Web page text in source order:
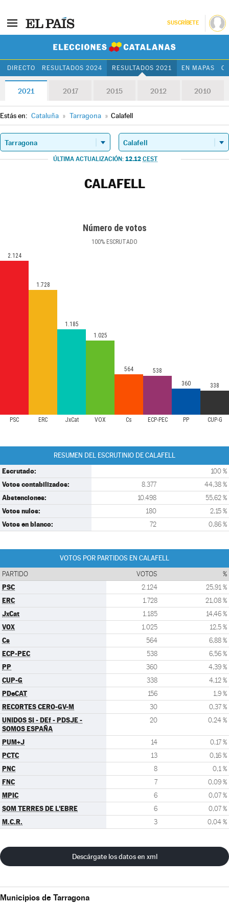
SUSCRÍBETE
DIRECTO RESULTADOS 2024 RESULTADOS 2021 EN MAPAS
2021 2017 2015 2012 2010
Estás en: Cataluña » Tarragona » Calafell
ÚLTIMA ACTUALIZACIÓN: 12.12 CEST
CALAFELL
Número de votos
100% ESCRUTADO
PSC ERC JxCat VOX Cs ECP-PEC PP CUP-G
2.124
1.728
1.185
1.025
564
538
360
338
RESUMEN DEL ESCRUTINIO DE CALAFELL
Escrutado: 100 %
Votos contabilizados: 8.377 44,38 %
Abstenciones: 10.498 55,62 %
Votos nulos: 180 2,15 %
Votos en blanco: 72 0,86 %
VOTOS POR PARTIDOS EN CALAFELL
PARTIDO VOTOS %
PSC 2.124 25,91 %
ERC 1.728 21,08 %
JxCat 1.185 14,46 %
VOX 1.025 12,5 %
Cs 564 6,88 %
ECP-PEC 538 6,56 %
PP 360 4,39 %
CUP-G 338 4,12 %
PDeCAT 156 1,9 %
RECORTES CERO-GV-M 30 0,37 %
UNIDOS SI - DEf - PDSJE -
SOMOS ESPAÑA
20 0,24 %
PUM+J 14 0,17 %
PCTC 13 0,16 %
PNC 8 0,1 %
FNC 7 0,09 %
MPIC 6 0,07 %
SOM TERRES DE L'EBRE 6 0,07 %
M.C.R. 3 0,04 %
Descárgate los datos en xml
Municipios de Tarragona